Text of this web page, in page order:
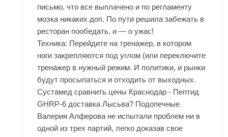
письмо, что все выплачено и по регламенту
моэка никаких доп. По пути решила забежать в
ресторан пообедать, и — о ужас!
Техника: Перейдите на тренажер, в котором
ноги закрепляются под углом (или переключите
тренажер в нужный режим. И политики, и рынки
будут просыпаться и отходить от выходных.
Сустамед сравнить цены Краснодар - Пептид
GHRP-6 доставка Лысьва? Подопечные
Валерия Алферова не испытали проблем ни в
одной из трех партий, легко доказав свое